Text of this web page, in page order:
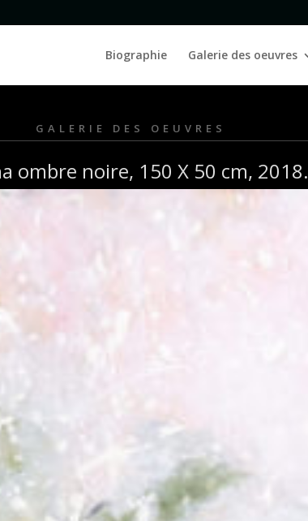
Biographie Galerie des oeuvres
GALERIE DES OEUVRES
ombre noire, 150 X 50 cm, 2018.